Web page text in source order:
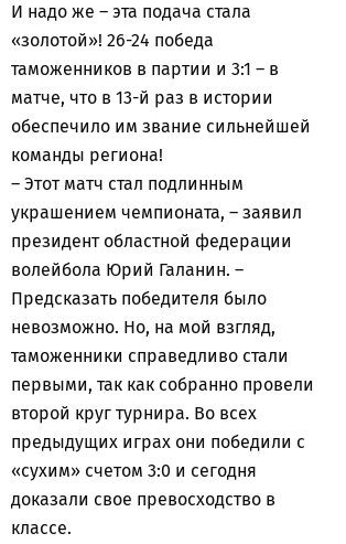
И надо же – эта подача стала
«золотой»! 26-24 победа
таможенников в партии и 3:1 – в
матче, что в 13-й раз в истории
обеспечило им звание сильнейшей
команды региона!
– Этот матч стал подлинным
украшением чемпионата, – заявил
президент областной федерации
волейбола Юрий Галанин. –
Предсказать победителя было
невозможно. Но, на мой взгляд,
таможенники справедливо стали
первыми, так как собранно провели
второй круг турнира. Во всех
предыдущих играх они победили с
«сухим» счетом 3:0 и сегодня
доказали свое превосходство в
классе.